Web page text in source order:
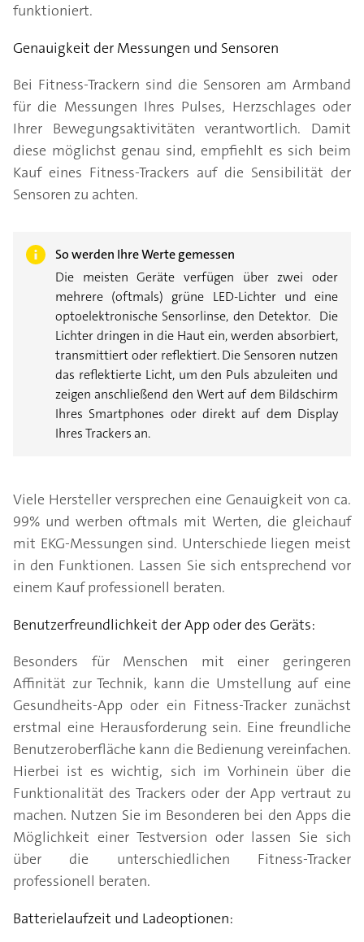
funktioniert.
Genauigkeit der Messungen und Sensoren
Bei Fitness-Trackern sind die Sensoren am Armband
für die Messungen Ihres Pulses, Herzschlages oder
Ihrer Bewegungsaktivitäten verantwortlich. Damit
diese möglichst genau sind, empfiehlt es sich beim
Kauf eines Fitness-Trackers auf die Sensibilität der
Sensoren zu achten.
So werden Ihre Werte gemessen
Die meisten Geräte verfügen über zwei oder
mehrere (oftmals) grüne LED-Lichter und eine
optoelektronische Sensorlinse, den Detektor. Die
Lichter dringen in die Haut ein, werden absorbiert,
transmittiert oder reflektiert. Die Sensoren nutzen
das reflektierte Licht, um den Puls abzuleiten und
zeigen anschließend den Wert auf dem Bildschirm
Ihres Smartphones oder direkt auf dem Display
Ihres Trackers an.
Viele Hersteller versprechen eine Genauigkeit von ca.
99% und werben oftmals mit Werten, die gleichauf
mit EKG-Messungen sind. Unterschiede liegen meist
in den Funktionen. Lassen Sie sich entsprechend vor
einem Kauf professionell beraten.
Benutzerfreundlichkeit der App oder des Geräts:
Besonders für Menschen mit einer geringeren
Affinität zur Technik, kann die Umstellung auf eine
Gesundheits-App oder ein Fitness-Tracker zunächst
erstmal eine Herausforderung sein. Eine freundliche
Benutzeroberfläche kann die Bedienung vereinfachen.
Hierbei ist es wichtig, sich im Vorhinein über die
Funktionalität des Trackers oder der App vertraut zu
machen. Nutzen Sie im Besonderen bei den Apps die
Möglichkeit einer Testversion oder lassen Sie sich
über die unterschiedlichen Fitness-Tracker
professionell beraten.
Batterielaufzeit und Ladeoptionen: